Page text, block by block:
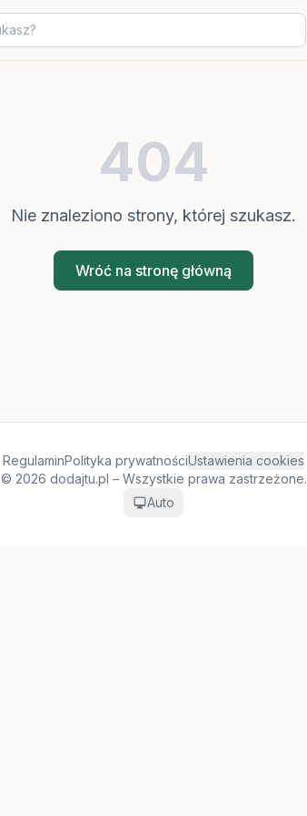
404
Nie znaleziono strony, której szukasz.
Wróć na stronę główną
RegulaminPolityka prywatnościUstawienia cookies
© 2026 dodajtu.pl – Wszystkie prawa zastrzeżone.
Auto